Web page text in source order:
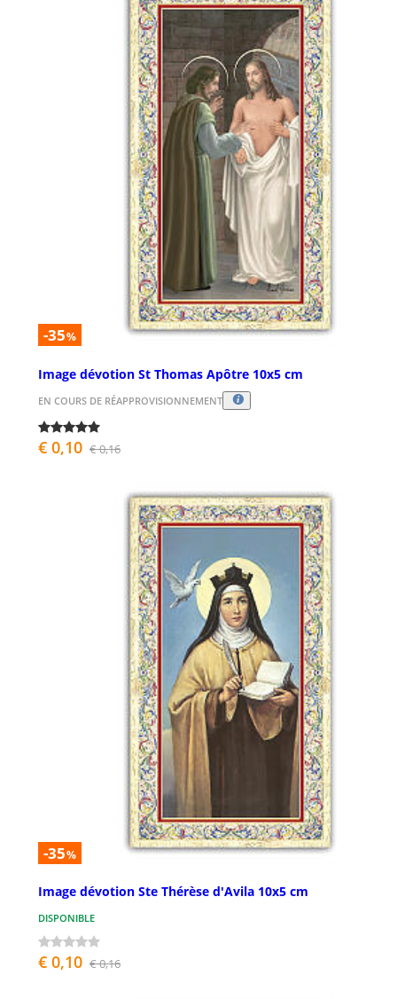
-35%
Image dévotion St Thomas Apôtre 10x5 cm
EN COURS DE RÉAPPROVISIONNEMENT
€ 0,10 € 0,16
-35%
Image dévotion Ste Thérèse d'Avila 10x5 cm
DISPONIBLE
€ 0,10 € 0,16